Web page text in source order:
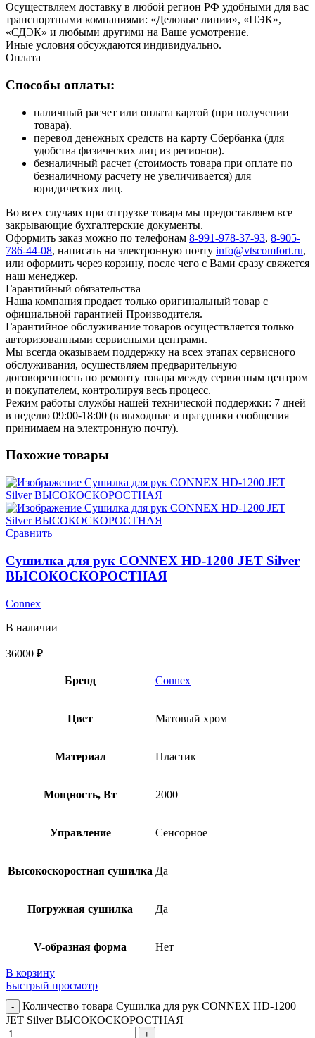
Осуществляем доставку в любой регион РФ удобными для вас
транспортными компаниями: «Деловые линии», «ПЭК»,
«СДЭК» и любыми другими на Ваше усмотрение.
Иные условия обсуждаются индивидуально.
Оплата
Способы оплаты:
наличный расчет или оплата картой (при получении
товара).
перевод денежных средств на карту Сбербанка (для
удобства физических лиц из регионов).
безналичный расчет (стоимость товара при оплате по
безналичному расчету не увеличивается) для
юридических лиц.
Во всех случаях при отгрузке товара мы предоставляем все
закрывающие бухгалтерские документы.
Оформить заказ можно по телефонам 8-991-978-37-93, 8-905-
786-44-08, написать на электронную почту info@vtscomfort.ru,
или оформить через корзину, после чего с Вами сразу свяжется
наш менеджер.
Гарантийный обязательства
Наша компания продает только оригинальный товар с
официальной гарантией Производителя.
Гарантийное обслуживание товаров осуществляется только
авторизованными сервисными центрами.
Мы всегда оказываем поддержку на всех этапах сервисного
обслуживания, осуществляем предварительную
договоренность по ремонту товара между сервисным центром
и покупателем, контролируя весь процесс.
Режим работы службы нашей технической поддержки: 7 дней
в неделю 09:00-18:00 (в выходные и праздники сообщения
принимаем на электронную почту).
Похожие товары
Сравнить
Сушилка для рук CONNEX HD-1200 JET Silver
ВЫСОКОСКОРОСТНАЯ
Connex
В наличии
36000 ₽
Бренд Connex
Цвет Матовый хром
Материал Пластик
Мощность, Вт 2000
Управление Сенсорное
Высокоскоростная сушилка Да
Погружная сушилка Да
V-образная форма Нет
В корзину
Быстрый просмотр
Количество товара Сушилка для рук CONNEX HD-1200
JET Silver ВЫСОКОСКОРОСТНАЯ